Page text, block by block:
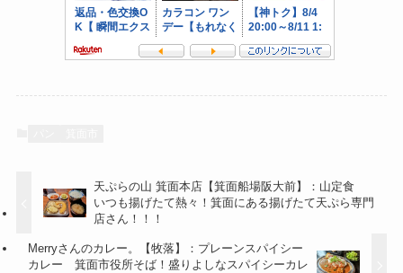
天ぷらの山 箕面本店【箕面船場阪大前】：山定食
いつも揚げたて熱々！箕面にある揚げたて天ぷら専門
店さん！！！
Merryさんのカレー。【牧落】：プレーンスパイシー
カレー 箕面市役所そば！盛りよしなスパイシーカレ